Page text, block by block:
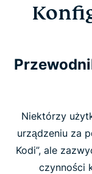
Niektórzy
urządzeniu za
Kodi”, ale
czynności